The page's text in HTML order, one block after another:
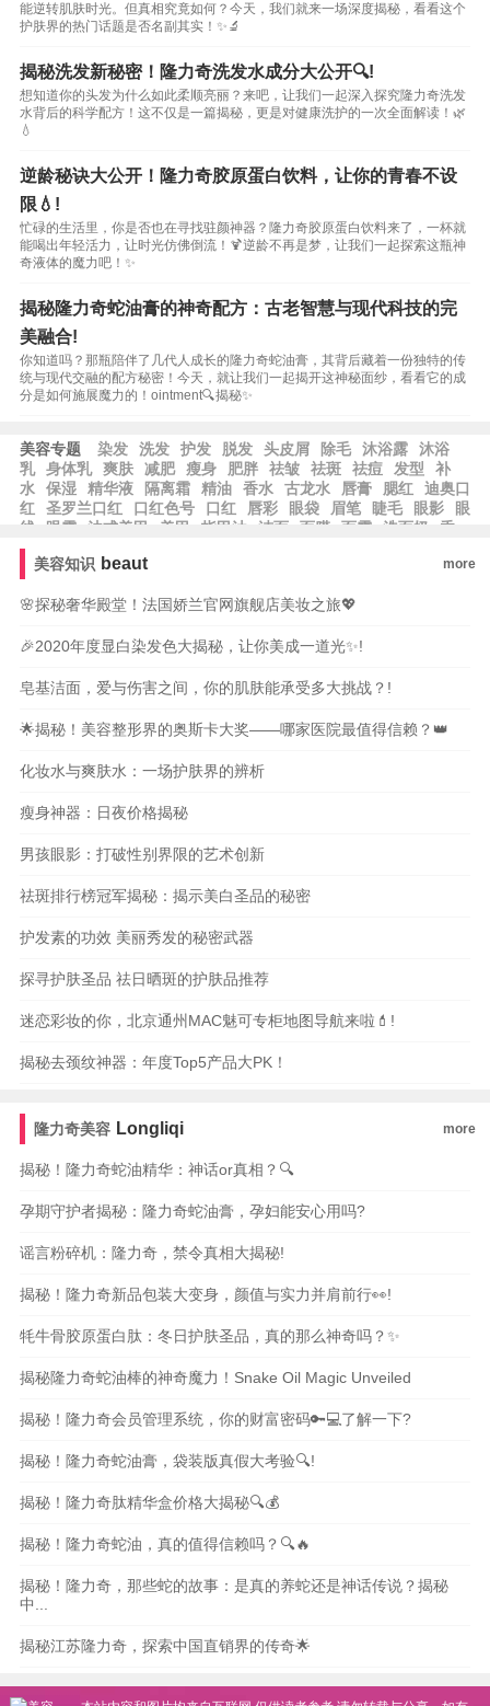
能逆转肌肤时光。但真相究竟如何？今天，我们就来一场深度揭秘，看看这个
护肤界的热门话题是否名副其实！✨🔬
揭秘洗发新秘密！隆力奇洗发水成分大公开🔍!
想知道你的头发为什么如此柔顺亮丽？来吧，让我们一起深入探究隆力奇洗发
水背后的科学配方！这不仅是一篇揭秘，更是对健康洗护的一次全面解读！🌿
💧
逆龄秘诀大公开！隆力奇胶原蛋白饮料，让你的青春不设
限💧!
忙碌的生活里，你是否也在寻找驻颜神器？隆力奇胶原蛋白饮料来了，一杯就
能喝出年轻活力，让时光仿佛倒流！🍹逆龄不再是梦，让我们一起探索这瓶神
奇液体的魔力吧！✨
揭秘隆力奇蛇油膏的神奇配方：古老智慧与现代科技的完
美融合!
你知道吗？那瓶陪伴了几代人成长的隆力奇蛇油膏，其背后藏着一份独特的传
统与现代交融的配方秘密！今天，就让我们一起揭开这神秘面纱，看看它的成
分是如何施展魔力的！ointment🔍揭秘✨
美容专题 染发 洗发 护发 脱发 头皮屑 除毛 沐浴露
沐浴
乳
身体乳 爽肤 减肥 瘦身 肥胖 祛皱 祛斑 祛痘 发型
补
水
保湿 精华液 隔离霜 精油 香水 古龙水 唇膏 腮红
迪奥口
红
圣罗兰口红 口红色号 口红 唇彩 眼袋 眉笔 睫毛 眼影
眼
线
眼霜 法式美甲 美甲 指甲油 洁面 面膜 面霜 洗面奶
香
皂
美容知识 beaut more
🌸探秘奢华殿堂！法国娇兰官网旗舰店美妆之旅💖
🎉2020年度显白染发色大揭秘，让你美成一道光✨!
皂基洁面，爱与伤害之间，你的肌肤能承受多大挑战？!
🌟揭秘！美容整形界的奥斯卡大奖——哪家医院最值得信赖？👑
化妆水与爽肤水：一场护肤界的辨析
瘦身神器：日夜价格揭秘
男孩眼影：打破性别界限的艺术创新
祛斑排行榜冠军揭秘：揭示美白圣品的秘密
护发素的功效 美丽秀发的秘密武器
探寻护肤圣品 祛日晒斑的护肤品推荐
迷恋彩妆的你，北京通州MAC魅可专柜地图导航来啦💄!
揭秘去颈纹神器：年度Top5产品大PK！
隆力奇美容 Longliqi more
揭秘！隆力奇蛇油精华：神话or真相？🔍
孕期守护者揭秘：隆力奇蛇油膏，孕妇能安心用吗?
谣言粉碎机：隆力奇，禁令真相大揭秘!
揭秘！隆力奇新品包装大变身，颜值与实力并肩前行👀!
牦牛骨胶原蛋白肽：冬日护肤圣品，真的那么神奇吗？✨
揭秘隆力奇蛇油棒的神奇魔力！Snake Oil Magic Unveiled
揭秘！隆力奇会员管理系统，你的财富密码🔑💻了解一下?
揭秘！隆力奇蛇油膏，袋装版真假大考验🔍!
揭秘！隆力奇肽精华盒价格大揭秘🔍💰
揭秘！隆力奇蛇油，真的值得信赖吗？🔍🔥
揭秘！隆力奇，那些蛇的故事：是真的养蛇还是神话传说？揭秘
中...
揭秘江苏隆力奇，探索中国直销界的传奇🌟